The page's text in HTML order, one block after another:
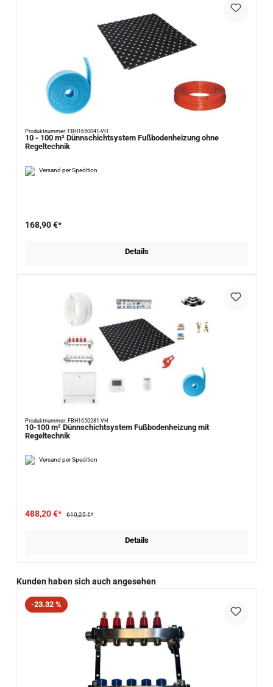
Produktnummer: FBH1650041-VH
10 - 100 m² Dünnschichtsystem Fußbodenheizung ohne
Regeltechnik
Versand per Spedition
168,90 €*
Details
Produktnummer: FBH1650281-VH
10-100 m² Dünnschichtsystem Fußbodenheizung mit
Regeltechnik
Versand per Spedition
488,20 €* 610,25 €*
Details
Produktgalerie überspringen
Kunden haben sich auch angesehen
Rabatt
-23.32 %